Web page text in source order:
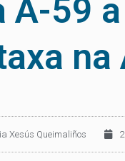
A-59
na
Xesús Queimaliños